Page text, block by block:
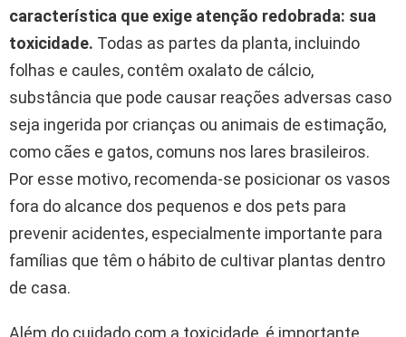
característica que exige atenção redobrada: sua
toxicidade. Todas as partes da planta, incluindo
folhas e caules, contêm oxalato de cálcio,
substância que pode causar reações adversas caso
seja ingerida por crianças ou animais de estimação,
como cães e gatos, comuns nos lares brasileiros.
Por esse motivo, recomenda-se posicionar os vasos
fora do alcance dos pequenos e dos pets para
prevenir acidentes, especialmente importante para
famílias que têm o hábito de cultivar plantas dentro
de casa.